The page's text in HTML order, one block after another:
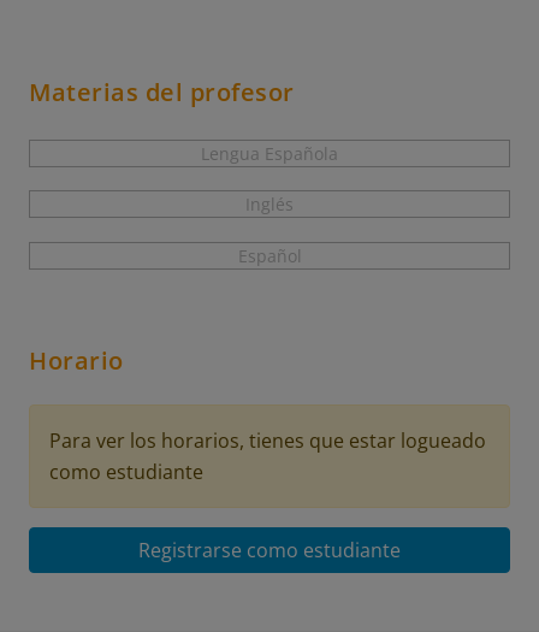
Materias del profesor
Lengua Española
Inglés
Español
Horario
Para ver los horarios, tienes que estar logueado
como estudiante
Registrarse como estudiante